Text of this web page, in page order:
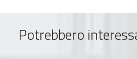
Potrebbero